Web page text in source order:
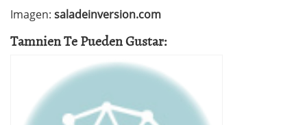
Imagen: saladeinversion.com
Tamnien Te Pueden Gustar: